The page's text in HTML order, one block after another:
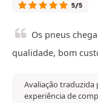
5/5
Os pneus
qualidade, bom
Avaliação traduzida
experiência de